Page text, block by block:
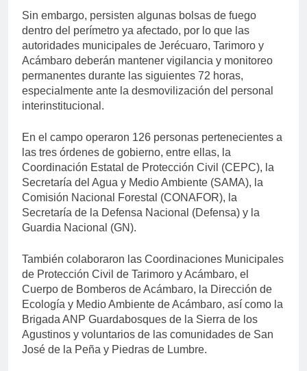
Sin embargo, persisten algunas bolsas de fuego
dentro del perímetro ya afectado, por lo que las
autoridades municipales de Jerécuaro, Tarimoro y
Acámbaro deberán mantener vigilancia y monitoreo
permanentes durante las siguientes 72 horas,
especialmente ante la desmovilización del personal
interinstitucional.
En el campo operaron 126 personas pertenecientes a
las tres órdenes de gobierno, entre ellas, la
Coordinación Estatal de Protección Civil (CEPC), la
Secretaría del Agua y Medio Ambiente (SAMA), la
Comisión Nacional Forestal (CONAFOR), la
Secretaría de la Defensa Nacional (Defensa) y la
Guardia Nacional (GN).
También colaboraron las Coordinaciones Municipales
de Protección Civil de Tarimoro y Acámbaro, el
Cuerpo de Bomberos de Acámbaro, la Dirección de
Ecología y Medio Ambiente de Acámbaro, así como la
Brigada ANP Guardabosques de la Sierra de los
Agustinos y voluntarios de las comunidades de San
José de la Peña y Piedras de Lumbre.